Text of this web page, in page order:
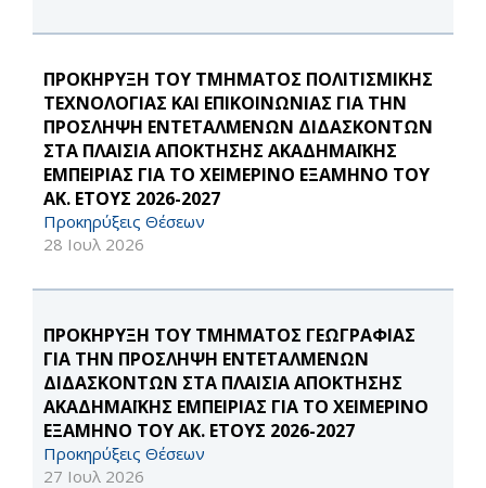
ΠΡΟΚΗΡΥΞΗ ΤΟΥ ΤΜΗΜΑΤΟΣ ΠΟΛΙΤΙΣΜΙΚΗΣ
ΤΕΧΝΟΛΟΓΙΑΣ ΚΑΙ ΕΠΙΚΟΙΝΩΝΙΑΣ ΓΙΑ ΤΗΝ
ΠΡΟΣΛΗΨΗ ΕΝΤΕΤΑΛΜΕΝΩΝ ΔΙΔΑΣΚΟΝΤΩΝ
ΣΤΑ ΠΛΑΙΣΙΑ ΑΠΟΚΤΗΣΗΣ ΑΚΑΔΗΜΑΪΚΗΣ
ΕΜΠΕΙΡΙΑΣ ΓΙΑ ΤΟ ΧΕΙΜΕΡΙΝΟ ΕΞΑΜΗΝΟ ΤΟΥ
ΑΚ. ΕΤΟΥΣ 2026-2027
Προκηρύξεις Θέσεων
28 Ιουλ 2026
ΠΡΟΚΗΡΥΞΗ ΤΟΥ ΤΜΗΜΑΤΟΣ ΓΕΩΓΡΑΦΙΑΣ
ΓΙΑ ΤΗΝ ΠΡΟΣΛΗΨΗ ΕΝΤΕΤΑΛΜΕΝΩΝ
ΔΙΔΑΣΚΟΝΤΩΝ ΣΤΑ ΠΛΑΙΣΙΑ ΑΠΟΚΤΗΣΗΣ
ΑΚΑΔΗΜΑΪΚΗΣ ΕΜΠΕΙΡΙΑΣ ΓΙΑ ΤΟ ΧΕΙΜΕΡΙΝΟ
ΕΞΑΜΗΝΟ ΤΟΥ ΑΚ. ΕΤΟΥΣ 2026-2027
Προκηρύξεις Θέσεων
27 Ιουλ 2026